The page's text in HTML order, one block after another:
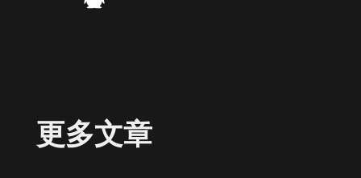
更多文章